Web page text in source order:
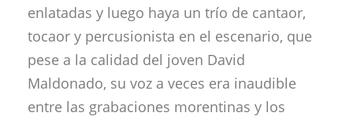
enlatadas y luego haya un trío de cantaor,
tocaor y percusionista en el escenario, que
pese a la calidad del joven David
Maldonado, su voz a veces era inaudible
entre las grabaciones morentinas y los